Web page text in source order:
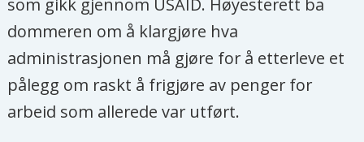
dommeren om å klargjøre hva
administrasjonen må gjøre for å etterleve et
pålegg om raskt å frigjøre av penger for
arbeid som allerede var utført.